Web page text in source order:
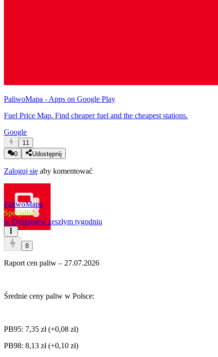
PaliwoMapa - Apps on Google Play
Fuel Price Map. Find cheaper fuel and the cheapest stations.
Google
11
0
Udostępnij
Zaloguj się aby komentować
PaliwoMapa
Specjalista
w Dyskusjew zeszłym tygodniu
8
Raport cen paliw – 27.07.2026
Średnie ceny paliw w Polsce:
PB95: 7,35 zł (+0,08 zł)
PB98: 8,13 zł (+0,10 zł)